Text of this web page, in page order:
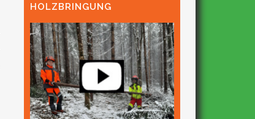
HOLZBRINGUNG